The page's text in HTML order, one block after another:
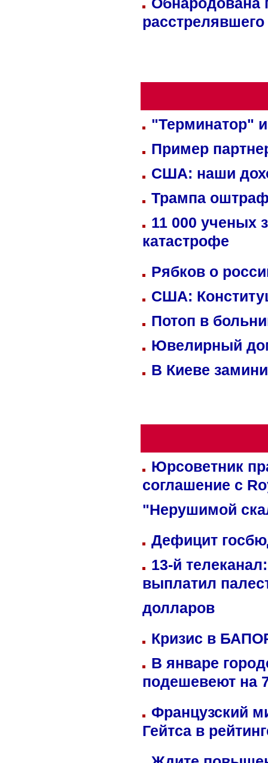
Обнародована
"Терминатор"
Пример
США: наши
Трампа
11 000 ученых
катастрофе
Рябков о
США:
Потоп в
Ювелирный
В Киеве
Юрсоветник
соглашение с
"Нерушимой
Дефицит
13-й
выплатил
долларов
Кризис в
В январе
подешевеют на
Французский
Гейтса в